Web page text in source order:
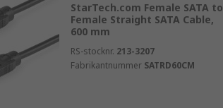
StarTech.com Female SATA to
Female Straight SATA Cable,
600 mm
RS-stocknr. 213-3207
Fabrikantnummer SATRD60CM